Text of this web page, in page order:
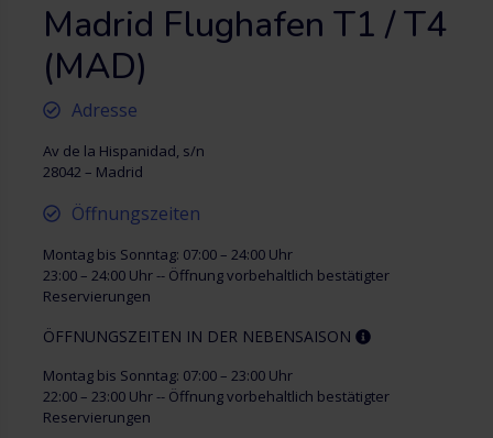
Madrid Flughafen T1 / T4
(MAD)
Adresse
Av de la Hispanidad, s/n
28042 – Madrid
Öffnungszeiten
Montag bis Sonntag: 07:00 – 24:00 Uhr
23:00 – 24:00 Uhr -- Öffnung vorbehaltlich bestätigter
Reservierungen
ÖFFNUNGSZEITEN IN DER NEBENSAISON
Montag bis Sonntag: 07:00 – 23:00 Uhr
22:00 – 23:00 Uhr -- Öffnung vorbehaltlich bestätigter
Reservierungen